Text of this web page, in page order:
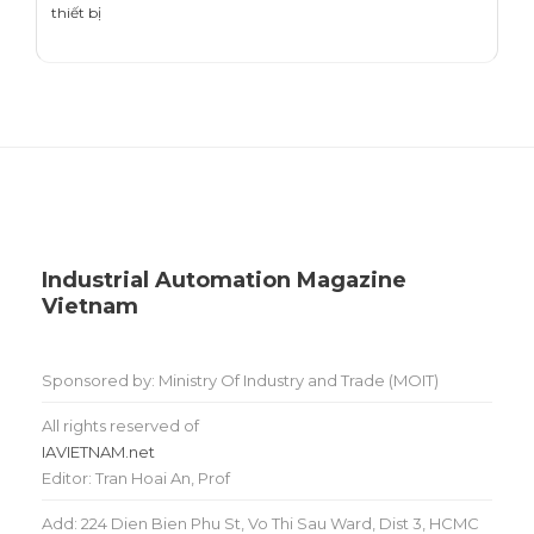
thiết bị
Industrial Automation Magazine
Vietnam
Sponsored by: Ministry Of Industry and Trade (MOIT)
All rights reserved of
IAVIETNAM.net
Editor: Tran Hoai An, Prof
Add: 224 Dien Bien Phu St, Vo Thi Sau Ward, Dist 3, HCMC